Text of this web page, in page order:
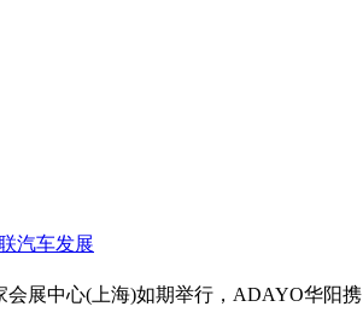
展中心(上海)如期举行，ADAYO华阳携